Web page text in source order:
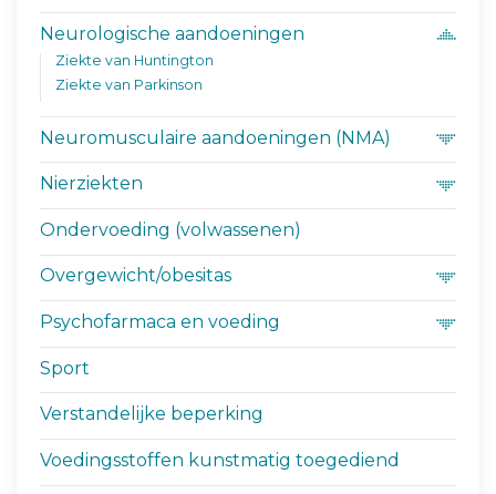
Neurologische aandoeningen
Ziekte van Huntington
Ziekte van Parkinson
Neuromusculaire aandoeningen (NMA)
Nierziekten
Ondervoeding (volwassenen)
Overgewicht/obesitas
Psychofarmaca en voeding
Sport
Verstandelijke beperking
Voedingsstoffen kunstmatig toegediend